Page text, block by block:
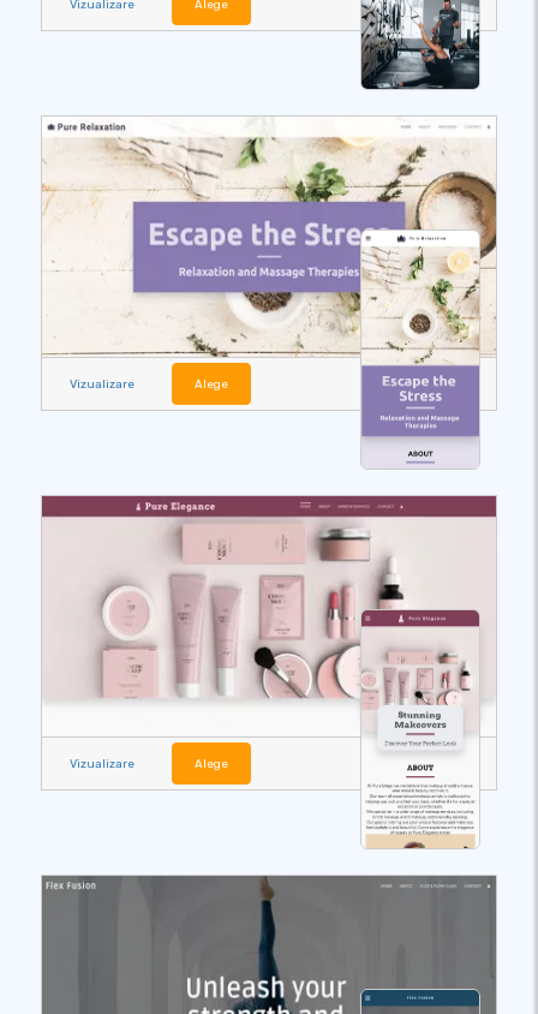
Vizualizare Alege
Vizualizare Alege
Vizualizare Alege